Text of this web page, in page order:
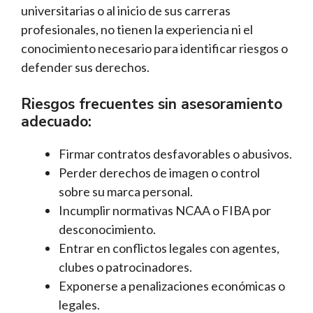
universitarias o al inicio de sus carreras
profesionales, no tienen la experiencia ni el
conocimiento necesario para identificar riesgos o
defender sus derechos.
Riesgos frecuentes sin asesoramiento
adecuado:
Firmar contratos desfavorables o abusivos.
Perder derechos de imagen o control
sobre su marca personal.
Incumplir normativas NCAA o FIBA por
desconocimiento.
Entrar en conflictos legales con agentes,
clubes o patrocinadores.
Exponerse a penalizaciones económicas o
legales.